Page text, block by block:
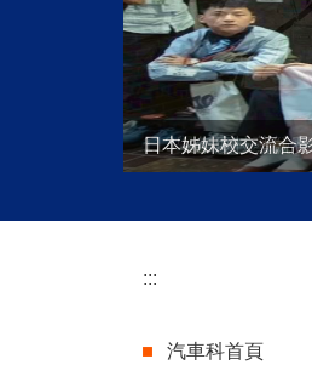
113學年度技藝競賽
:::
汽車科首頁